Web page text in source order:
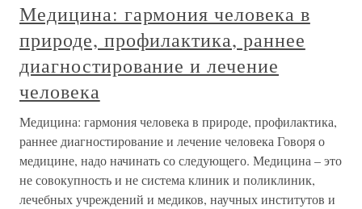
Медицина: гармония человека в
природе, профилактика, раннее
диагностирование и лечение
человека
Медицина: гармония человека в природе, профилактика,
раннее диагностирование и лечение человека Говоря о
медицине, надо начинать со следующего. Медицина – это
не совокупность и не система клиник и поликлиник,
лечебных учреждений и медиков, научных институтов и